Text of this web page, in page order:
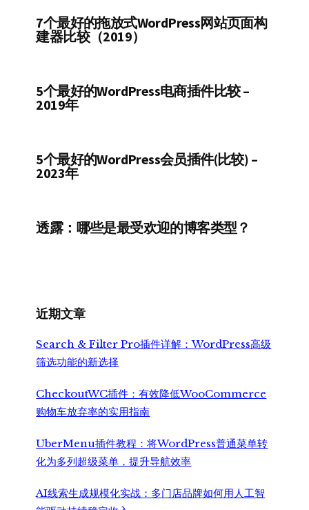
7个最好的拖放式WordPress网站页面构
建器比较（2019）
5个最好的WordPress电商插件比较 –
2019年
5个最好的WordPress会员插件(比较) –
2023年
透露：哪些是最受欢迎的博客类型？
近期文章
Search & Filter Pro插件详解：WordPress高级
筛选功能的新选择
CheckoutWC插件：有效降低WooCommerce
购物车放弃率的实用指南
UberMenu插件教程：将WordPress普通菜单转
化为多列超级菜单，提升导航效率
AI线索生成规模化实战：多门店品牌如何用人工智